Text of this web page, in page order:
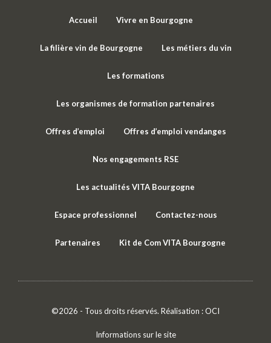
Accueil Vivre en Bourgogne
La filière vin de Bourgogne Les métiers du vin
Les formations
Les organismes de formation partenaires
Offres d’emploi Offres d’emploi vendanges
Nos engagements RSE
Les actualités VITA Bourgogne
Espace professionnel Contactez-nous
Partenaires Kit de Com VITA Bourgogne
©2026 - Tous droits réservés. Réalisation :OCI
Informations sur le site